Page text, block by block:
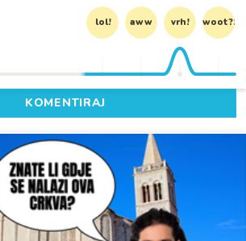
lol! aww vrh! woot?!
KOMENTIRAJ